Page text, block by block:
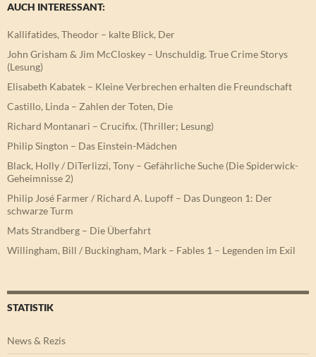
AUCH INTERESSANT:
Kallifatides, Theodor – kalte Blick, Der
John Grisham & Jim McCloskey – Unschuldig. True Crime Storys
(Lesung)
Elisabeth Kabatek – Kleine Verbrechen erhalten die Freundschaft
Castillo, Linda – Zahlen der Toten, Die
Richard Montanari – Crucifix. (Thriller; Lesung)
Philip Sington – Das Einstein-Mädchen
Black, Holly / DiTerlizzi, Tony – Gefährliche Suche (Die Spiderwick-
Geheimnisse 2)
Philip José Farmer / Richard A. Lupoff – Das Dungeon 1: Der
schwarze Turm
Mats Strandberg – Die Überfahrt
Willingham, Bill / Buckingham, Mark – Fables 1 – Legenden im Exil
STATISTIK
News & Rezis